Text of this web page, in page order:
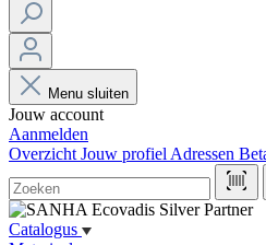
Menu sluiten
Jouw account
Aanmelden
Overzicht Jouw profiel Adressen
Catalogus